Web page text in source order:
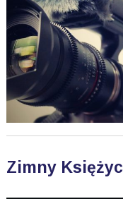
Zimny Księżyc